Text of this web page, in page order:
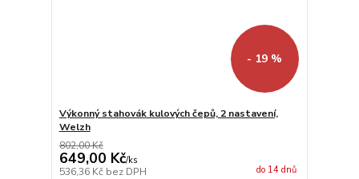
- 19 %
Výkonný stahovák kulových čepů, 2 nastavení,
Welzh
802,00 Kč
649,00 Kč/ks
536,36 Kč bez DPH do 14 dnů